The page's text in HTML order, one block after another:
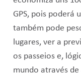
GPS, pois poderá
também pode
lugares, ver a
os passeios e,
mundo através